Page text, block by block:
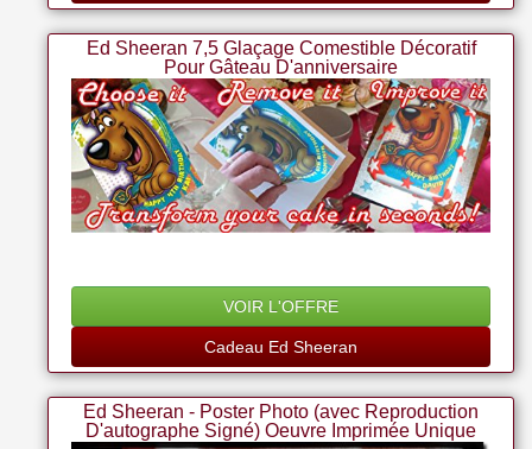
Ed Sheeran 7,5 Glaçage Comestible Décoratif
Pour Gâteau D'anniversaire
VOIR L'OFFRE
Cadeau Ed Sheeran
Ed Sheeran - Poster Photo (avec Reproduction
D'autographe Signé) Oeuvre Imprimée Unique